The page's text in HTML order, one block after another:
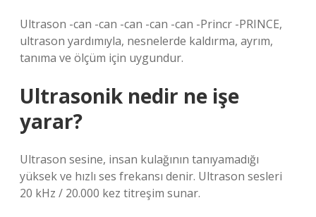
Ultrason -can -can -can -can -can -Princr -PRINCE,
ultrason yardımıyla, nesnelerde kaldırma, ayrım,
tanıma ve ölçüm için uygundur.
Ultrasonik nedir ne işe
yarar?
Ultrason sesine, insan kulağının tanıyamadığı
yüksek ve hızlı ses frekansı denir. Ultrason sesleri
20 kHz / 20.000 kez titreşim sunar.